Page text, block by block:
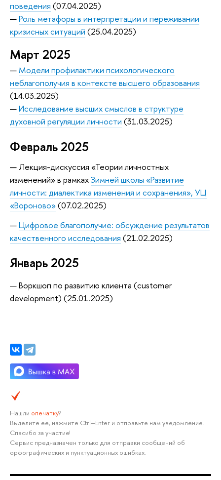
поведения (07.04.2025)
—Роль метафоры в интерпретации и переживании
кризисных ситуаций (25.04.2025)
Март 2025
— Модели профилактики психологического
неблагополучия в контексте высшего образования
(14.03.2025)
—Исследование высших смыслов в структуре
духовной регуляции личности (31.03.2025)
Февраль 2025
— Лекция-дискуссия «Теории личностных
изменений» в рамкахЗимней школы «Развитие
личности: диалектика изменения и сохранения», УЦ
«Вороново»(07.02.2025)
—Цифровое благополучие: обсуждение результатов
качественного исследования (21.02.2025)
Январь 2025
— Воркшоп по развитию клиента (customer
development) (25.01.2025)
Нашли опечатку?
Выделите её, нажмите Ctrl+Enter и отправьте нам уведомление.
Спасибо за участие!
Сервис предназначен только для отправки сообщений об
орфографических и пунктуационных ошибках.